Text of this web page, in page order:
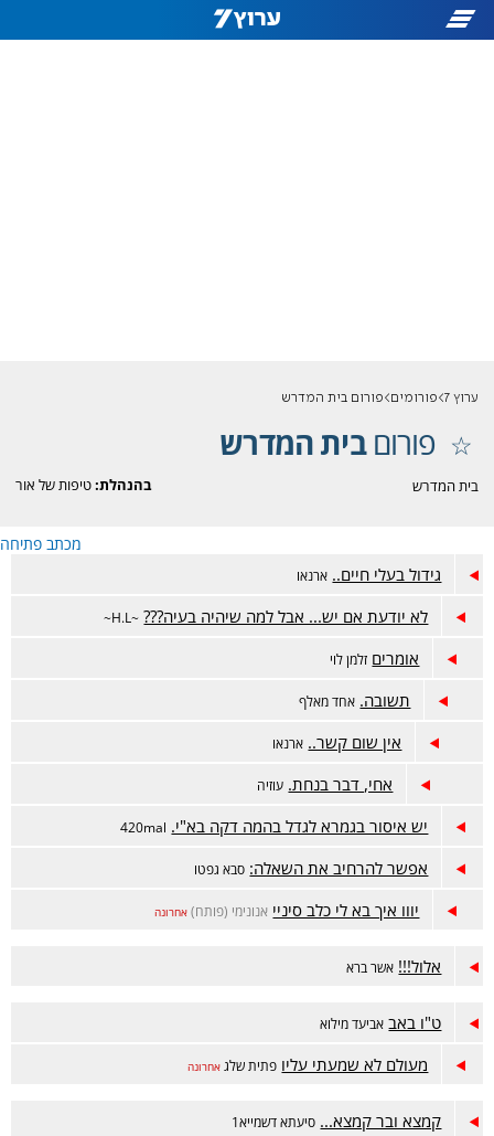
ערוץ 7 פורומים פורום בית המדרש
פורוםבית המדרש
בהנהלת:טיפות של אור בית המדרש
מכתב פתיחה
גידול בעלי חיים.. ארנאו
לא יודעת אם יש... אבל למה שיהיה בעיה??? ~H.L~
אומרים זלמן לוי
תשובה. אחד מאלף
אין שום קשר.. ארנאו
אחי, דבר בנחת. עוזיה
יש איסור בגמרא לגדל בהמה דקה בא"י. 420mal
אפשר להרחיב את השאלה: סבא גפטו
יווו איך בא לי כלב סיניי אנונימי (פותח) אחרונה
אלול!!! אשר ברא
ט"ו באב אביעד מילוא
מעולם לא שמעתי עליו פתית שלג אחרונה
קמצא ובר קמצא... סיעתא דשמייא1